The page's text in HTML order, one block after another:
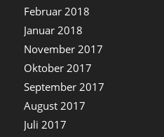
Februar 2018
Januar 2018
November 2017
Oktober 2017
September 2017
August 2017
Juli 2017